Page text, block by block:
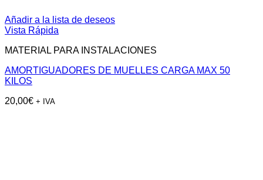
Añadir a la lista de deseos
Vista Rápida
MATERIAL PARA INSTALACIONES
AMORTIGUADORES DE MUELLES CARGA MAX 50
KILOS
20,00€ + IVA